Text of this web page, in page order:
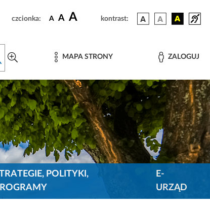
czcionka: A A A kontrast:
MAPA STRONY ZALOGUJ
POLITYKI,
E-
URZĄD